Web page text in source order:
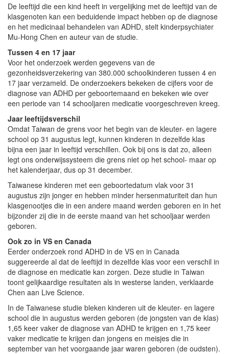
De leeftijd die een kind heeft in vergelijking met de leeftijd van de
klasgenoten kan een beduidende impact hebben op de diagnose
en het medicinaal behandelen van ADHD, stelt kinderpsychiater
Mu-Hong Chen en auteur van de studie.
Tussen 4 en 17 jaar
Voor het onderzoek werden gegevens van de
gezonheidsverzekering van 380.000 schoolkinderen tussen 4 en
17 jaar verzameld. De onderzoekers bekeken de cijfers voor de
diagnose van ADHD per geboortemaand en bekeken wie over
een periode van 14 schooljaren medicatie voorgeschreven kreeg.
Jaar leeftijdsverschil
Omdat Taiwan de grens voor het begin van de kleuter- en lagere
school op 31 augustus legt, kunnen kinderen in dezelfde klas
bijna een jaar in leeftijd verschillen. Ook bij ons is dat zo, alleen
legt ons onderwijssysteem die grens niet op het school- maar op
het kalenderjaar, dus op 31 december.
Taiwanese kinderen met een geboortedatum vlak voor 31
augustus zijn jonger en hebben minder hersenmaturiteit dan hun
klasgenootjes die in een andere maand werden geboren en in het
bijzonder zij die in de eerste maand van het schooljaar werden
geboren.
Ook zo in VS en Canada
Eerder onderzoek rond ADHD in de VS en in Canada
suggereerde al dat de leeftijd in dezelfde klas voor een verschil in
de diagnose en medicatie kan zorgen. Deze studie in Taiwan
toont gelijkaardige resultaten als in westerse landen, verklaarde
Chen aan Live Science.
In de Taiwanese studie bleken kinderen uit de kleuter- en lagere
school die in augustus werden geboren (de jongsten van de klas)
1,65 keer vaker de diagnose van ADHD te krijgen en 1,75 keer
vaker medicatie te krijgen dan jongens en meisjes die in
september van het voorgaande jaar waren geboren (de oudsten).